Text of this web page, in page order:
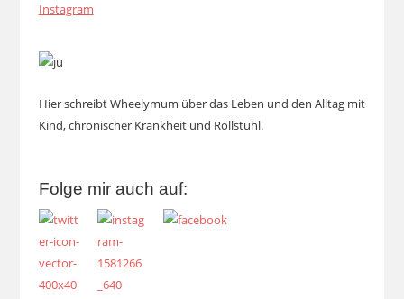
Instagram
Hier schreibt Wheelymum über das Leben und den Alltag mit
Kind, chronischer Krankheit und Rollstuhl.
Folge mir auch auf: